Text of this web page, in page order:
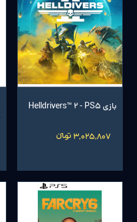
بازی Helldrivers™ 2 - PS5
3,025,807 تومانءءء